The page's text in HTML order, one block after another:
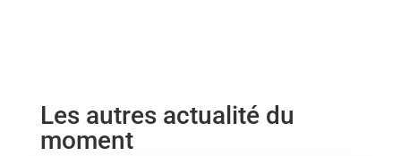
Les autres actualité du
moment